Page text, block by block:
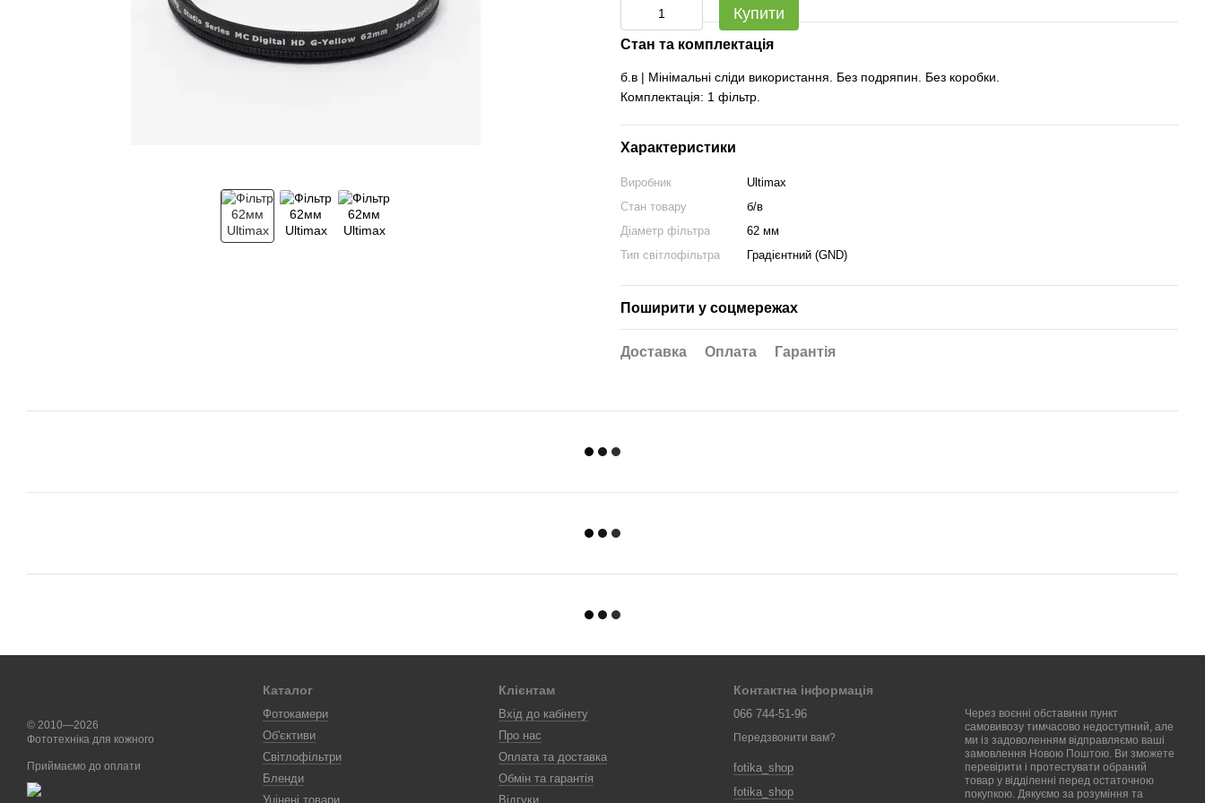
Купити
Стан та комплектація
б.в | Мінімальні сліди використання. Без подряпин. Без коробки.
Комплектація: 1 фільтр.
Характеристики
Виробник
Ultimax
Стан товару
б/в
Діаметр фільтра
62 мм
Тип світлофільтра
Градієнтний (GND)
Поширити у соцмережах
Доставка Оплата Гарантія
© 2010—2026
Фототехніка для кожного
Приймаємо до оплати
Каталог
Фотокамери
Об'єктиви
Світлофільтри
Бленди
Уцінені товари
Клієнтам
Вхід до кабінету
Про нас
Оплата та доставка
Обмін та гарантія
Відгуки
Контактна інформація
066 744-51-96
Передзвонити вам?
fotika_shop
fotika_shop
Через воєнні обставини пункт
самовивозу тимчасово недоступний, але
ми із задоволенням відправляємо ваші
замовлення Новою Поштою. Ви зможете
перевірити і протестувати обраний
товар у відділенні перед остаточною
покупкою. Дякуємо за розуміння та